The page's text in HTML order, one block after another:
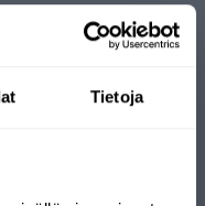
Tietoja